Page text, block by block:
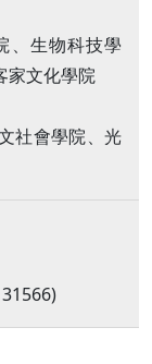
、生物科技學
家文化學院
社會學院、光